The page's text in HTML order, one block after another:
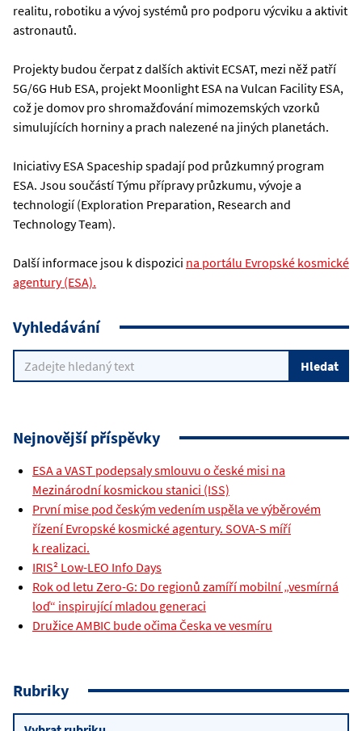
realitu, robotiku a vývoj systémů pro podporu výcviku a aktivit
astronautů.
Projekty budou čerpat z dalších aktivit ECSAT, mezi něž patří
5G/6G Hub ESA, projekt Moonlight ESA na Vulcan Facility ESA,
což je domov pro shromažďování mimozemských vzorků
simulujících horniny a prach nalezené na jiných planetách.
Iniciativy ESA Spaceship spadají pod průzkumný program
ESA. Jsou součástí Týmu přípravy průzkumu, vývoje a
technologií (Exploration Preparation, Research and
Technology Team).
Další informace jsou k dispozici na portálu Evropské kosmické
agentury (ESA).
Vyhledávání
Nejnovější příspěvky
ESA a VAST podepsaly smlouvu o české misi na
Mezinárodní kosmickou stanici (ISS)
První mise pod českým vedením uspěla ve výběrovém
řízení Evropské kosmické agentury. SOVA-S míří
k realizaci.
IRIS² Low-LEO Info Days
Rok od letu Zero-G: Do regionů zamíří mobilní „vesmírná
loď“ inspirující mladou generaci
Družice AMBIC bude očima Česka ve vesmíru
Rubriky
Rubriky